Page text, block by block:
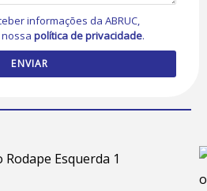
informações da ABRUC,
nossapolítica de privacidade.